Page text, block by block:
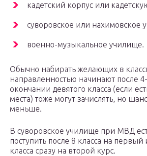
кадетский корпус или
суворовское или нахимовское
военно-музыкальное училище.
Обычно набирать желающих в
направленностью начинают после
окончании девятого класса (если
места) тоже могут зачислять, но
меньше.
В суворовское училище при МВД
поступить после 8 класса на первый
класса сразу на второй курс.